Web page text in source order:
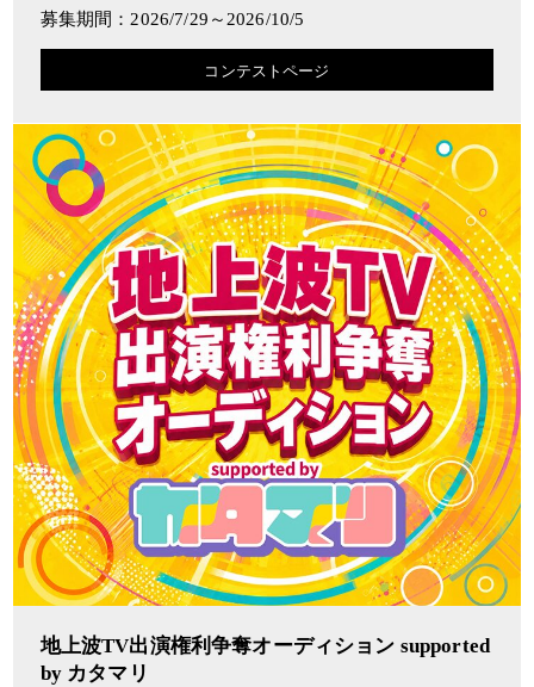
募集期間：2026/7/29～2026/10/5
コンテストページ
地上波TV出演権利争奪オーディション supported
by カタマリ